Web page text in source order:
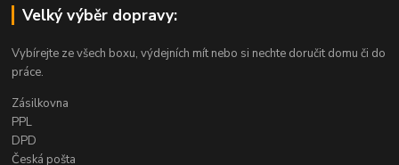
Velký výběr dopravy:
Vybírejte ze všech boxu, výdejních mít nebo si nechte doručit domu či do
práce.
Zásilkovna
PPL
DPD
Česká pošta